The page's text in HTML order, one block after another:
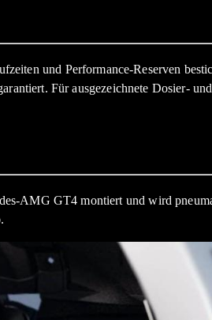
und Performance-Reserven
Für ausgezeichnete Dosier-
AMG GT4 montiert und wird